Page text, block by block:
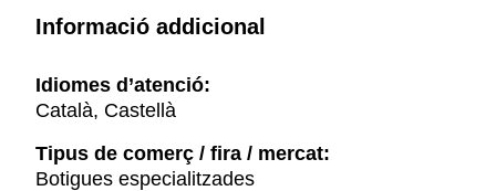
Informació addicional
Idiomes d’atenció:
Català, Castellà
Tipus de comerç / fira / mercat:
Botigues especialitzades